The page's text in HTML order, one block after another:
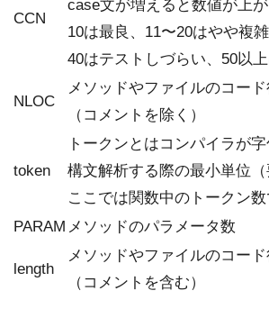
CCN
case文が増えると数値が上
10は最良、11〜20はやや複
40はテストしづらい、50以上
NLOC
メソッドやファイルのコー
（コメントを除く）
token
トークンとはコンパイラが
構文解析する際の最小単位（
ここでは関数中のトークン
PARAM メソッドのパラメータ数
length
メソッドやファイルのコー
（コメントを含む）